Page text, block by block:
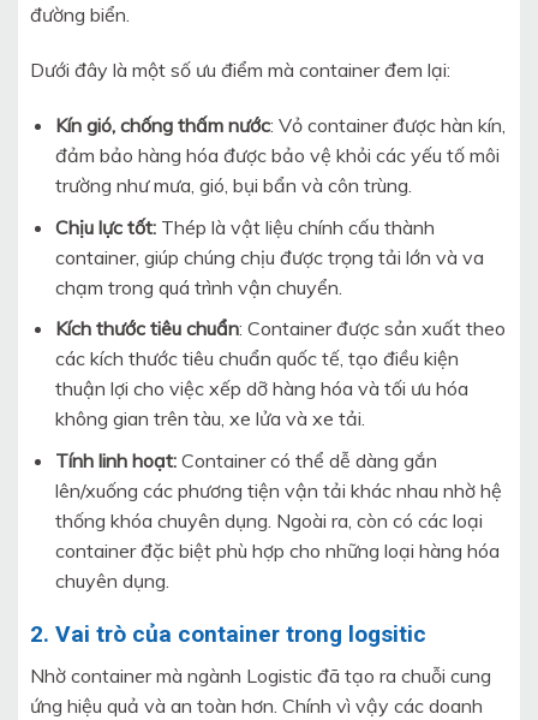
đường biển.
Dưới đây là một số ưu điểm mà container đem lại:
Kín gió, chống thấm nước: Vỏ container được hàn kín,
đảm bảo hàng hóa được bảo vệ khỏi các yếu tố môi
trường như mưa, gió, bụi bẩn và côn trùng.
Chịu lực tốt:Thép là vật liệu chính cấu thành
container, giúp chúng chịu được trọng tải lớn và va
chạm trong quá trình vận chuyển.
Kích thước tiêu chuẩn: Container được sản xuất theo
các kích thước tiêu chuẩn quốc tế, tạo điều kiện
thuận lợi cho việc xếp dỡ hàng hóa và tối ưu hóa
không gian trên tàu, xe lửa và xe tải.
Tính linh hoạt:Container có thể dễ dàng gắn
lên/xuống các phương tiện vận tải khác nhau nhờ hệ
thống khóa chuyên dụng. Ngoài ra, còn có các loại
container đặc biệt phù hợp cho những loại hàng hóa
chuyên dụng.
2. Vai trò của container trong logsitic
Nhờ container mà ngành Logistic đã tạo ra chuỗi cung
ứng hiệu quả và an toàn hơn. Chính vì vậy các doanh